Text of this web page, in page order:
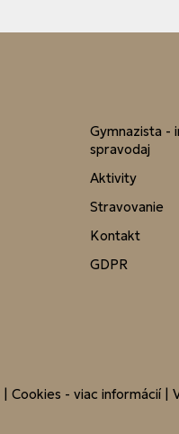
Gymnazista -
spravodaj
Aktivity
Stravovanie
Kontakt
GDPR
| Cookies - viac informácií|